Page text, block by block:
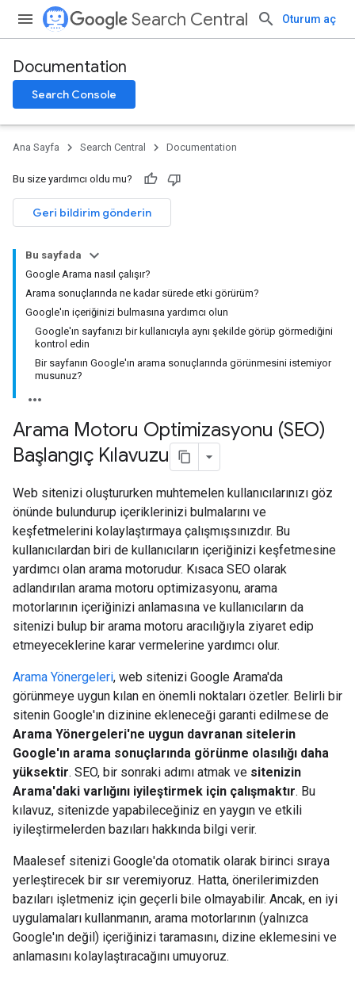
Search Central Oturum aç
Documentation
Search Console
Ana Sayfa Search Central Documentation
Bu size yardımcı oldu mu?
Geri bildirim gönderin
Bu sayfada
Google Arama nasıl çalışır?
Arama sonuçlarında ne kadar sürede etki görürüm?
Google'ın içeriğinizi bulmasına yardımcı olun
Google'ın sayfanızı bir kullanıcıyla aynı şekilde görüp görmediğini
kontrol edin
Bir sayfanın Google'ın arama sonuçlarında görünmesini istemiyor
musunuz?
Arama Motoru Optimizasyonu (SEO)
Başlangıç Kılavuzu
Web sitenizi oluştururken muhtemelen kullanıcılarınızı göz
önünde bulundurup içeriklerinizi bulmalarını ve
keşfetmelerini kolaylaştırmaya çalışmışsınızdır. Bu
kullanıcılardan biri de kullanıcıların içeriğinizi keşfetmesine
yardımcı olan arama motorudur. Kısaca SEO olarak
adlandırılan arama motoru optimizasyonu, arama
motorlarının içeriğinizi anlamasına ve kullanıcıların da
sitenizi bulup bir arama motoru aracılığıyla ziyaret edip
etmeyeceklerine karar vermelerine yardımcı olur.
Arama Yönergeleri, web sitenizi Google Arama'da
görünmeye uygun kılan en önemli noktaları özetler. Belirli bir
sitenin Google'ın dizinine ekleneceği garanti edilmese de
Arama Yönergeleri'ne uygun davranan sitelerin
Google'ın arama sonuçlarında görünme olasılığı daha
yüksektir. SEO, bir sonraki adımı atmak ve sitenizin
Arama'daki varlığını iyileştirmek için çalışmaktır. Bu
kılavuz, sitenizde yapabileceğiniz en yaygın ve etkili
iyileştirmelerden bazıları hakkında bilgi verir.
Maalesef sitenizi Google'da otomatik olarak birinci sıraya
yerleştirecek bir sır veremiyoruz. Hatta, önerilerimizden
bazıları işletmeniz için geçerli bile olmayabilir. Ancak, en iyi
uygulamaları kullanmanın, arama motorlarının (yalnızca
Google'ın değil) içeriğinizi taramasını, dizine eklemesini ve
anlamasını kolaylaştıracağını umuyoruz.